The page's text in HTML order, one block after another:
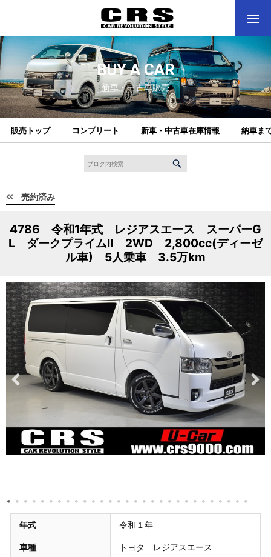
BUY A CAR
新車・中古車販売
販売トップ コンプリート 新車・中古車在庫情報 納車ま
売約済み
4786 令和1年式 レジアスエース スーパーG
L ダークプライムⅡ 2WD 2,800cc(ディーゼ
ル車) 5人乗車 3.5万km
年式 令和１年
車種 トヨタ レジアスエース